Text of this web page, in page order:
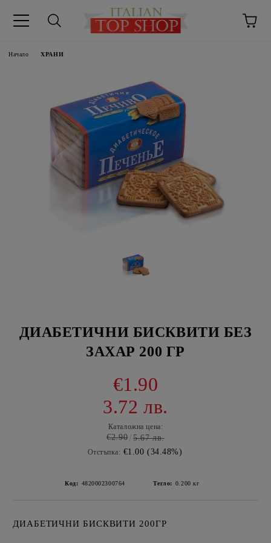
Начало ХРАНИ
ДИАБЕТИЧНИ БИСКВИТИ БЕЗ
ЗАХАР 200 ГР
€1.90
3.72 лв.
Каталожна цена:
€2.90 5.67 лв.
Отстъпка: €1.00 (34.48%)
Код: 4820002300764 Тегло: 0.200 кг
ДИАБЕТИЧНИ БИСКВИТИ 200ГР